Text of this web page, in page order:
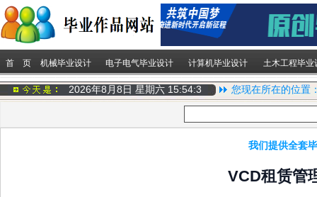
首 页 机械毕业设计 电子电气毕业设计 计算机毕业设计 土木工程毕业
2026年8月8日 星期六 15:54:3 您现在所在的位置
我们提供全套
VCD租赁管